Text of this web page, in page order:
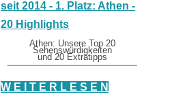
Athen: Unsere Top 20
Sehenswürdigkeiten
und 20 Extratipps
W E I T E R L E S E N